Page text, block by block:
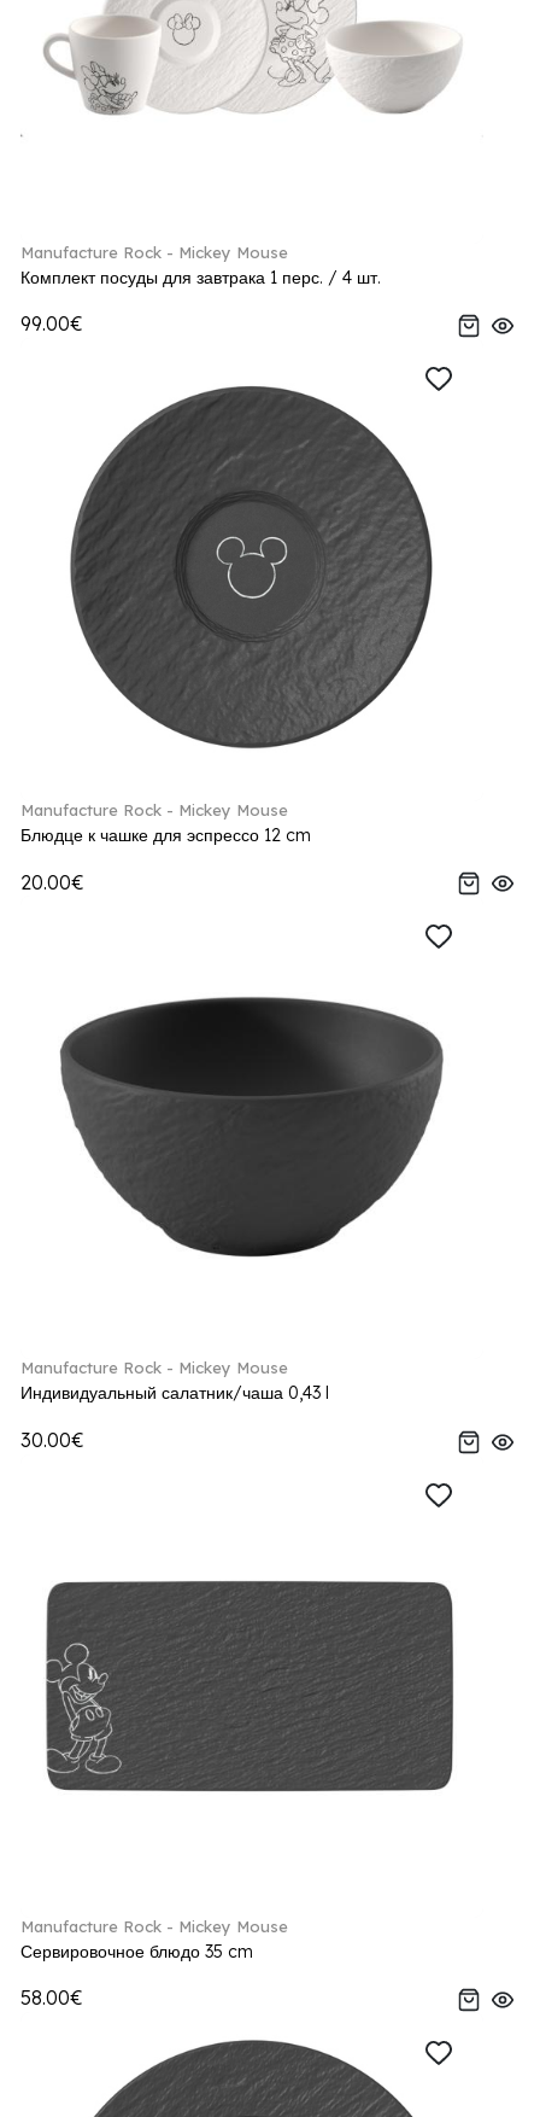
Manufacture Rock - Mickey Mouse
Комплект посуды для завтрака 1 перс. / 4 шт.
99.00€
Manufacture Rock - Mickey Mouse
Блюдце к чашке для эспрессо 12 cm
20.00€
Manufacture Rock - Mickey Mouse
Индивидуальный салатник/чаша 0,43 l
30.00€
Manufacture Rock - Mickey Mouse
Сервировочное блюдо 35 cm
58.00€